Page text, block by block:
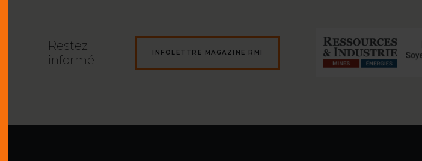
Restez
informé
INFOLETTRE MAGAZINE RMI